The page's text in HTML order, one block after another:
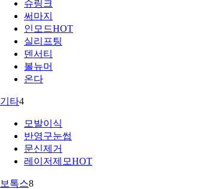
슈링크
써마지
인모드HOT
실리프팅
덴서티
볼뉴머
온다
기타4
모발이식
반영구눈썹
문신제거
레이저제모HOT
보톡스8